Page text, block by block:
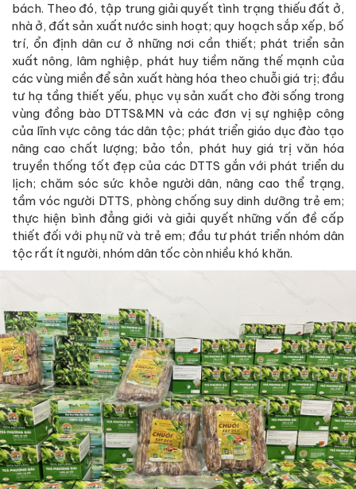
bách. Theo đó, tập trung giải quyết tình trạng thiếu đất ở,
nhà ở, đất sản xuất nước sinh hoạt; quy hoạch sắp xếp, bố
trí, ổn định dân cư ở những nơi cần thiết; phát triển sản
xuất nông, lâm nghiệp, phát huy tiềm năng thế mạnh của
các vùng miền để sản xuất hàng hóa theo chuỗi giá trị; đầu
tư hạ tầng thiết yếu, phục vụ sản xuất cho đời sống trong
vùng đồng bào DTTS&MN và các đơn vị sự nghiệp công
của lĩnh vực công tác dân tộc; phát triển giáo dục đào tạo
nâng cao chất lượng; bảo tồn, phát huy giá trị văn hóa
truyền thống tốt đẹp của các DTTS gắn với phát triển du
lịch; chăm sóc sức khỏe người dân, nâng cao thể trạng,
tầm vóc người DTTS, phòng chống suy dinh dưỡng trẻ em;
thực hiện bình đẳng giới và giải quyết những vấn đề cấp
thiết đối với phụ nữ và trẻ em; đầu tư phát triển nhóm dân
tộc rất ít người, nhóm dân tốc còn nhiều khó khăn.